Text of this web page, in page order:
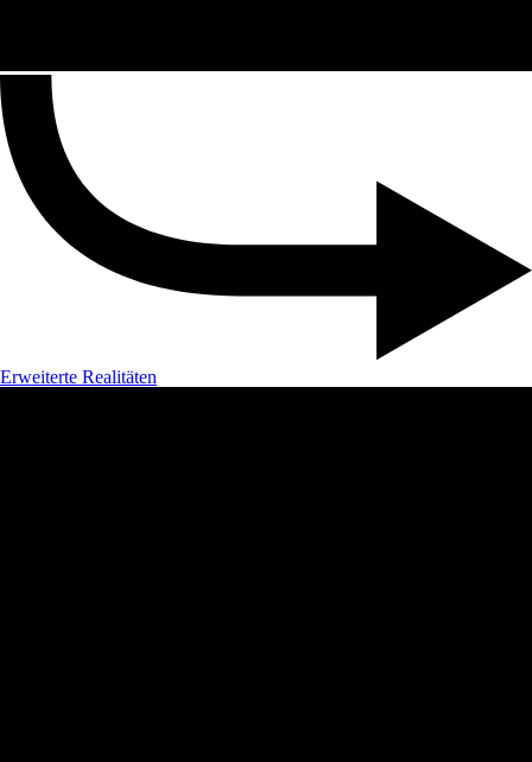
Erweiterte Realitäten